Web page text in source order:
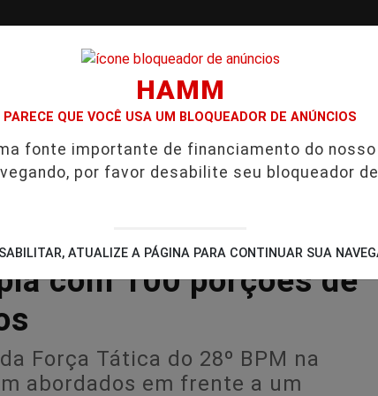
/ PODCAST / CONTATO / CUPONS DE
EM CASO DE IDOSA QUE MORREU APÓS USO
com 100 porções de
Força Tática do 28º BPM na
abordados em frente a um
HAMM
PARECE QUE VOCÊ USA UM BLOQUEADOR DE ANÚNCIOS
fonte importante de financiamento do
por favor desabilite seu bloqueador
ATUALIZE A PÁGINA PARA CONTINUAR SUA